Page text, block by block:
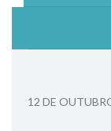
12 DE